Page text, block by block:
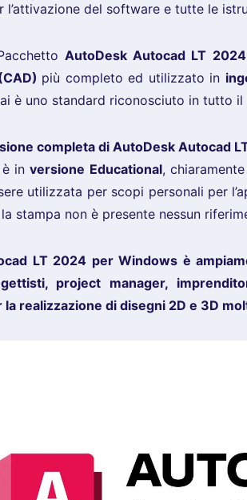
l’attivazione del software e tutte le
AutoDesk Autocad LT
più completo ed utilizzato in
è uno standard riconosciuto in tutto il
completa di AutoDesk Autocad
è inversione Educational,
utilizzata per scopi personali per
stampa non è presente nessun
LT 2024 per Windows è
project manager,
realizzazione di disegni 2D e 3D